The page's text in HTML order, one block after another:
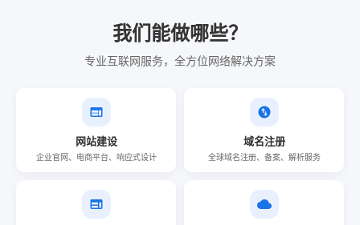
我们能做哪些？
专业互联网服务，全方位网络解决方案
网站建设
企业官网、电商平台、响应式设计
域名注册
全球域名注册、备案、解析服务